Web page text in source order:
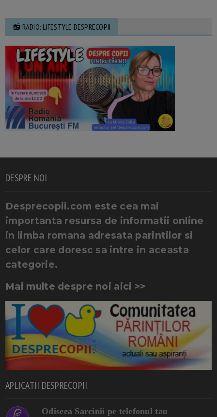
📻 RADIO: LIFESTYLE DESPRECOPII
DESPRE NOI
Desprecopii.com este cea mai
importanta resursa de informatii online
in limba romana adresata parintilor si
celor care doresc sa intre in aceasta
categorie.
Mai multe despre noi aici >>
APLICATII DESPRECOPII
Odiseea Sarcinii pe telefonul tau